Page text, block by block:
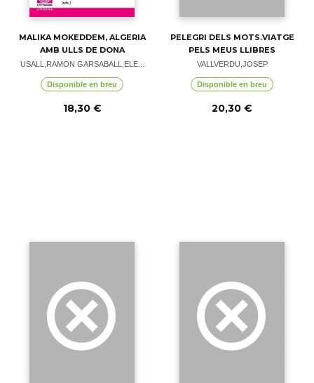
MALIKA MOKEDDEM, ALGERIA
AMB ULLS DE DONA
USALL,RAMON GARSABALL,ELE...
Disponible en breu
18,30 €
PELEGRI DELS MOTS.VIATGE
PELS MEUS LLIBRES
VALLVERDU,JOSEP
Disponible en breu
20,30 €